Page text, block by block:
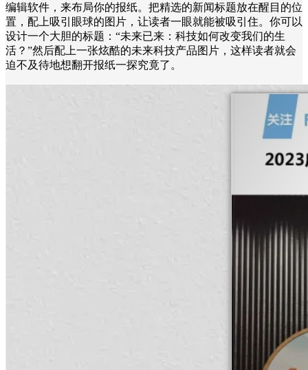
编辑软件，来布局你的报纸。把精选的新闻标题放在醒目的位
置，配上吸引眼球的图片，让读者一眼就能被吸引住。你可以
设计一个大胆的标题：“未来已来：科技如何改变我们的生
活？”然后配上一张炫酷的未来科技产品图片，这样读者就会
迫不及待地想翻开报纸一探究竟了。